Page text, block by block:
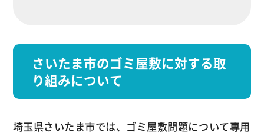
さいたま市のゴミ屋敷に対する取
り組みについて
埼玉県さいたま市では、ゴミ屋敷問題について専用